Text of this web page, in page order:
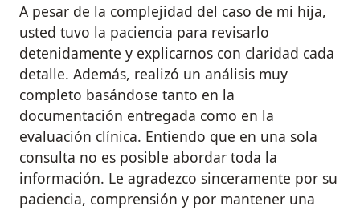
A pesar de la complejidad del caso de mi hija,
usted tuvo la paciencia para revisarlo
detenidamente y explicarnos con claridad cada
detalle. Además, realizó un análisis muy
completo basándose tanto en la
documentación entregada como en la
evaluación clínica. Entiendo que en una sola
consulta no es posible abordar toda la
información. Le agradezco sinceramente por su
paciencia, comprensión y por mantener una